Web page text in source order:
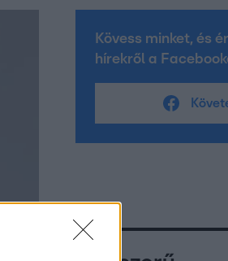
Kövess minket, és
hírekről a